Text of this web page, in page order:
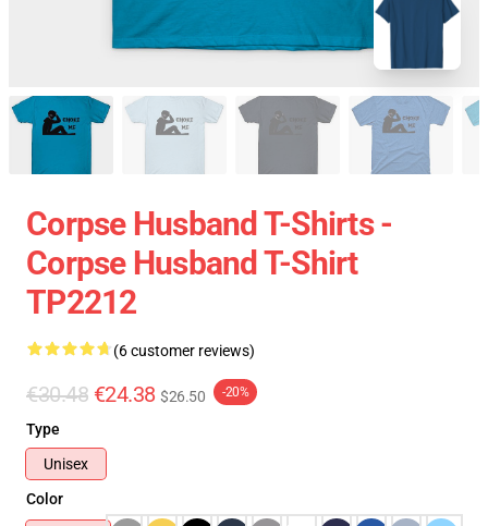
Corpse Husband T-Shirts -
Corpse Husband T-Shirt
TP2212
(6 customer reviews)
€30.48 €24.38 $26.50 -20%
Type
Unisex
Color